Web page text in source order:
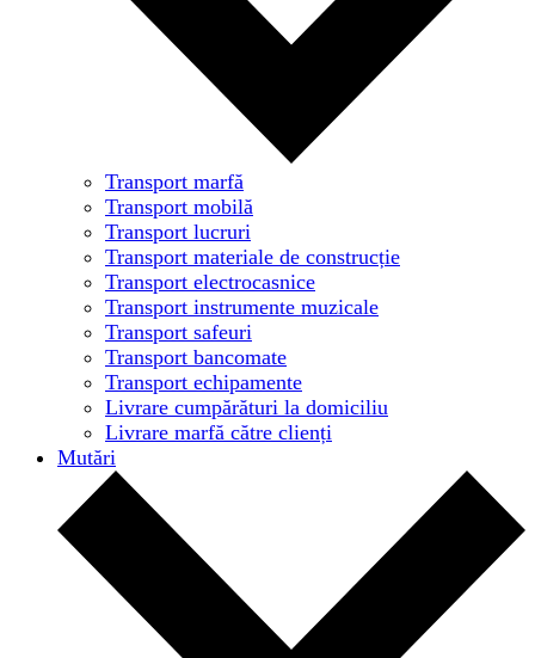
Transport marfă
Transport mobilă
Transport lucruri
Transport materiale de construcție
Transport electrocasnice
Transport instrumente muzicale
Transport safeuri
Transport bancomate
Transport echipamente
Livrare cumpărături la domiciliu
Livrare marfă către clienți
Mutări